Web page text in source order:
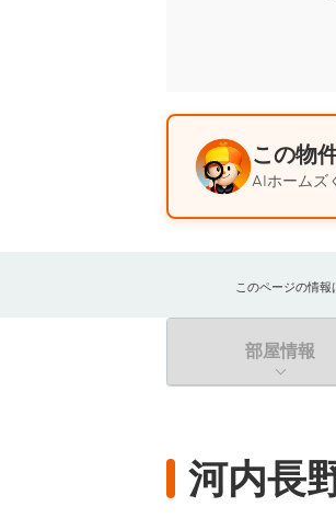
この物
AIホームズ
このページの情
部屋情報
河内長